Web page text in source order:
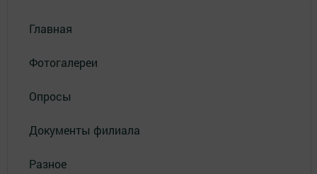
Главная
Фотогалереи
Опросы
Документы филиала
Разное